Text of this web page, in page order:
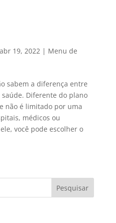
abr 19, 2022| Menu de
sabem a diferença entre
Diferente do plano
não é limitado por uma
médicos ou
você pode escolher o